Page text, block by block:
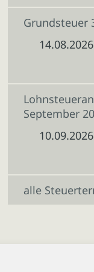
Grundsteuer
14.08.2026
September
10.09.2026
alle